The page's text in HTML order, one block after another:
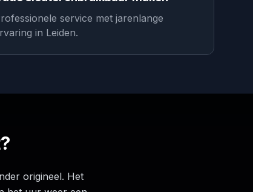
service met jarenlange
in Leiden.
origineel. Het